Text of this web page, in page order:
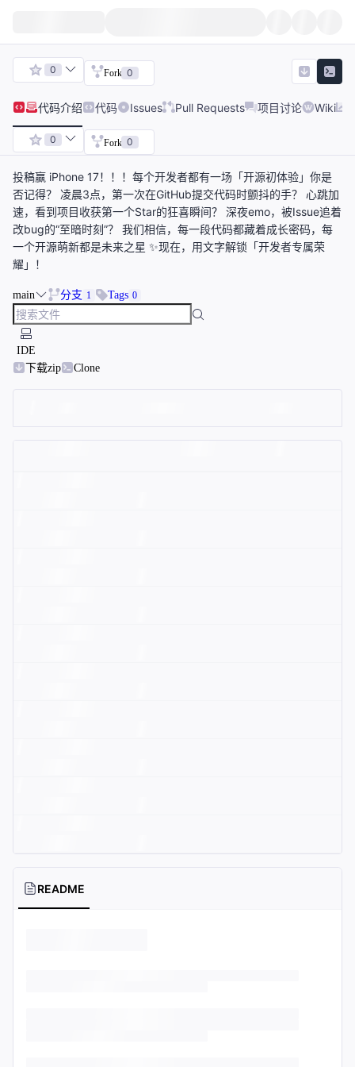
0 Fork 0
代码介绍 代码 Issues Pull Requests 项目讨论 Wiki
0 Fork 0
投稿赢 iPhone 17！！！每个开发者都有一场「开源初体验」你是
否记得？ 凌晨3点，第一次在GitHub提交代码时颤抖的手？ 心跳加
速，看到项目收获第一个Star的狂喜瞬间？ 深夜emo，被Issue追着
改bug的“至暗时刻”？ 我们相信，每一段代码都藏着成长密码，每
一个开源萌新都是未来之星 ✨现在，用文字解锁「开发者专属荣
耀」！
main 分支 1 Tags 0
IDE
下载zip
Clone
README